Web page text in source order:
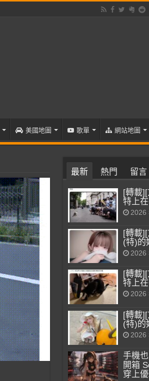
美國地圖 歌單 網站地圖
最新 熱門 留言
[轉載
特上
2026
[轉載
(特)的
2026
[轉載
特上
2026
[轉載
(特)的
2026
手機
開箱
穿上